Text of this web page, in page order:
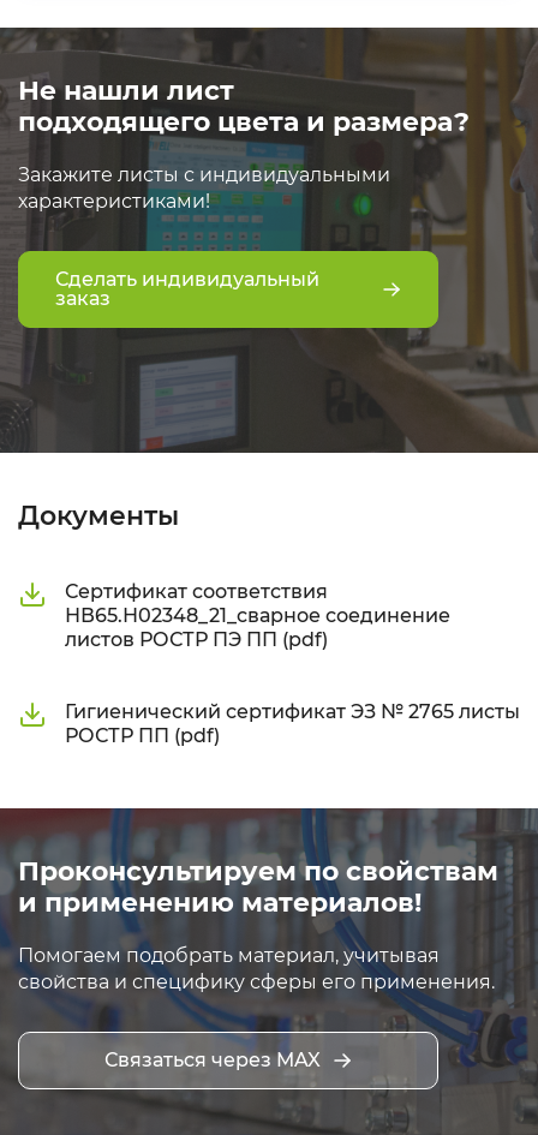
Не нашли лист
подходящего цвета и размера?
Закажите листы с индивидуальными
характеристиками!
Сделать индивидуальный
заказ
Документы
Сертификат соответствия
НВ65.Н02348_21_сварное соединение
листов РОСТР ПЭ ПП (pdf)
Гигиенический сертификат ЭЗ № 2765 листы
РОСТР ПП (pdf)
Проконсультируем по свойствам
и применению материалов!
Помогаем подобрать материал, учитывая
свойства и специфику сферы его применения.
Связаться через MAX